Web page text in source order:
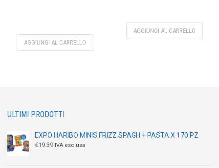
AGGIUNGI AL CARRELLO
AGGIUNGI AL CARRELLO
ULTIMI PRODOTTI
EXPO HARIBO MINIS FRIZZ SPAGH + PASTA X 170 PZ
€19.39 IVA esclusa